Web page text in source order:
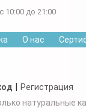
10:00 до 21:00
О нас
| Регистрация
натуральные